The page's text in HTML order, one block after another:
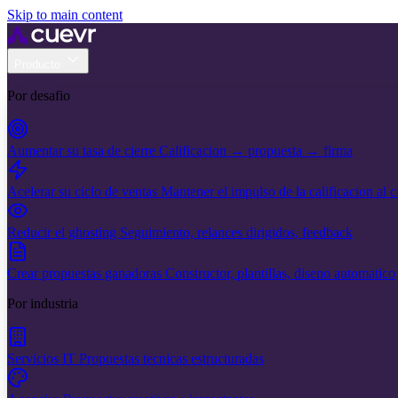
Skip to main content
Por desafio
Aumentar su tasa de cierre Calificacion → propuesta → firma
Acelerar su ciclo de ventas Mantener el impulso de la calificacion al
Reducir el ghosting Seguimiento, relances dirigidos, feedback
Crear propuestas ganadoras Constructor, plantillas, diseno automatico
Por industria
Servicios IT Propuestas tecnicas estructuradas